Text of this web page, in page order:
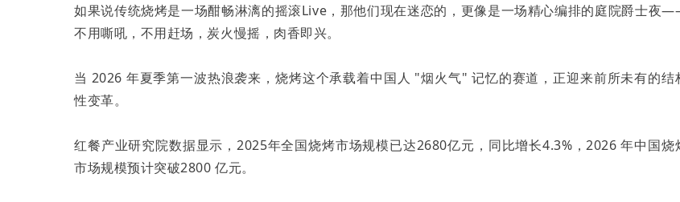
如果说传统烧烤是一场酣畅淋漓的摇滚Live，那他们现在迷恋的，更像是一场精心编排的庭院爵士夜
不用嘶吼，不用赶场，炭火慢摇，肉香即兴。
当 2026 年夏季第一波热浪袭来，烧烤这个承载着中国人 "烟火气" 记忆的赛道，正迎来前所未有的结
性变革。
红餐产业研究院数据显示，2025年全国烧烤市场规模已达2680亿元，同比增长4.3%，2026 年中国烧
市场规模预计突破2800 亿元。